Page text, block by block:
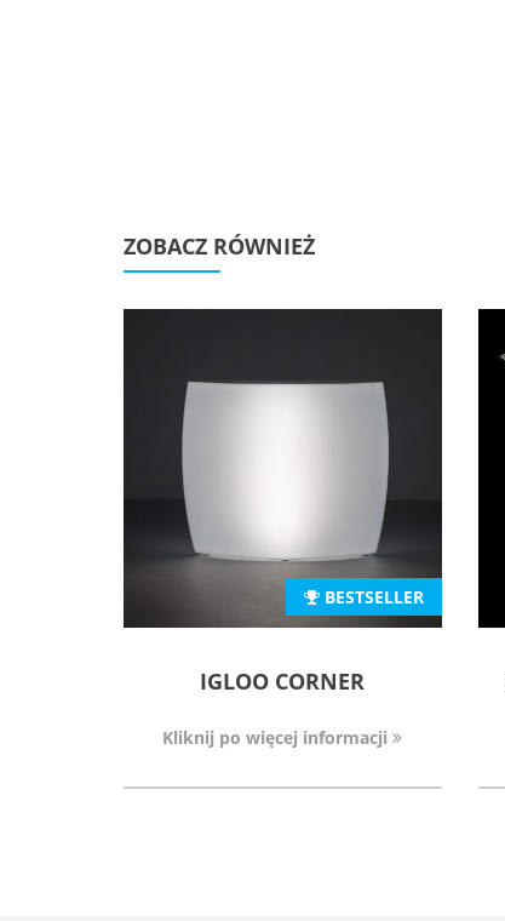
ZOBACZ RÓWNIEŻ
BESTSELLER
IGLOO CORNER
Kliknij po więcej informacji